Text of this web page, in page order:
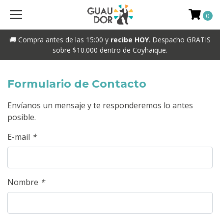
🚚 Compra antes de las 15:00 y recibe HOY. Despacho GRATIS
sobre $10.000 dentro de Coyhaique.
0
Formulario de Contacto
Envíanos un mensaje y te responderemos lo antes
posible.
E-mail *
Nombre *